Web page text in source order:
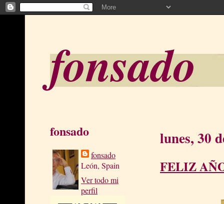
fonsado
fonsado
fonsado
León, Spain
Ver todo mi
perfil
lunes, 30
FELIZ